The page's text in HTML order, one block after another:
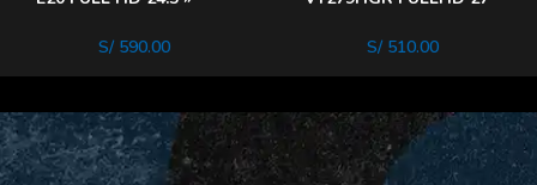
HDR ready AI
S/590.00
GAMEPLUS EYE CARE
S/510.00